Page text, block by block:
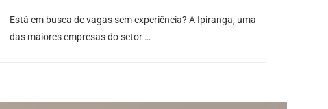
Está em busca de vagas sem experiência? A Ipiranga, uma
das maiores empresas do setor …